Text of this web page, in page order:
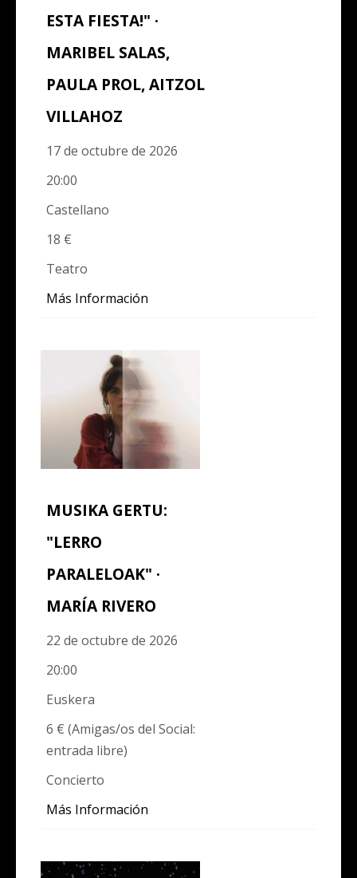
ESTA FIESTA!" ·
MARIBEL SALAS,
PAULA PROL, AITZOL
VILLAHOZ
17 de octubre de 2026
20:00
Castellano
18 €
Teatro
Más Información
MUSIKA GERTU:
"LERRO
PARALELOAK" ·
MARÍA RIVERO
22 de octubre de 2026
20:00
Euskera
6 € (Amigas/os del Social:
entrada libre)
Concierto
Más Información